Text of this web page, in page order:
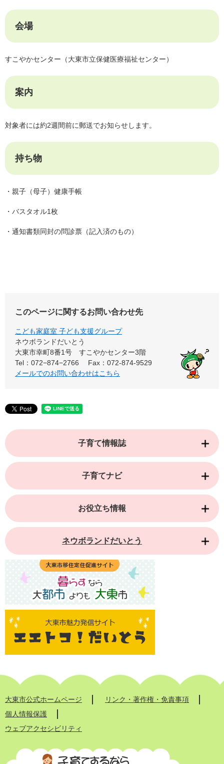
会場
すこやかセンター（大東市立保健医療福祉センター）
案内
対象者には約2週間前に郵送でお知らせします。
持ち物
・親子（母子）健康手帳
・バスタオル1枚
・通知書類同封の問診票（記入済のもの）
このページに関するお問い合わせ先
こども家庭室 子ども支援グループ
ネウボランドだいとう
大東市幸町8番1号 すこやかセンター3階
Tel：072−874−2766
Fax：072-874-9529
メールでのお問い合わせはこちら
子育て情報誌
子育てナビ
お役立ち情報
ネウボランドだいとう
大東市公式ホームページ
リンク・著作権・免責事項
個人情報保護
ウェブアクセシビリティ